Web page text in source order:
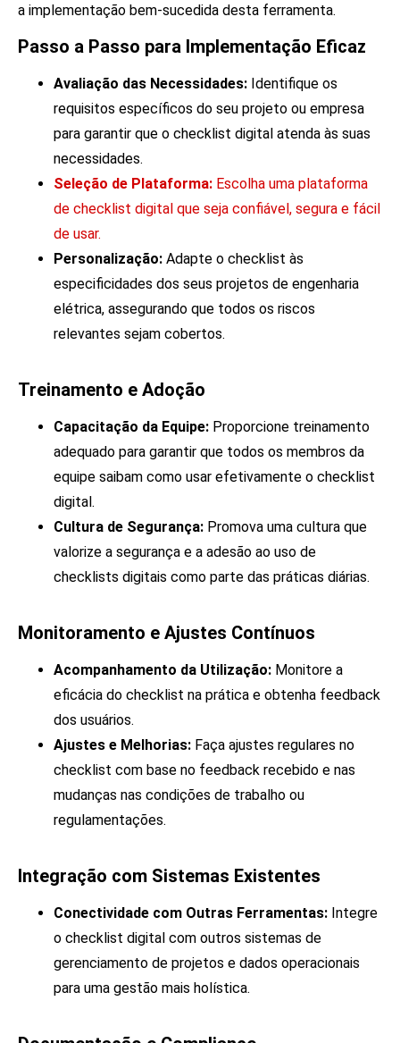
a implementação bem-sucedida desta ferramenta.
Passo a Passo para Implementação Eficaz
Avaliação das Necessidades: Identifique os
requisitos específicos do seu projeto ou empresa
para garantir que o checklist digital atenda às suas
necessidades.
Seleção de Plataforma: Escolha uma plataforma
de checklist digital que seja confiável, segura e fácil
de usar.
Personalização: Adapte o checklist às
especificidades dos seus projetos de engenharia
elétrica, assegurando que todos os riscos
relevantes sejam cobertos.
Treinamento e Adoção
Capacitação da Equipe: Proporcione treinamento
adequado para garantir que todos os membros da
equipe saibam como usar efetivamente o checklist
digital.
Cultura de Segurança: Promova uma cultura que
valorize a segurança e a adesão ao uso de
checklists digitais como parte das práticas diárias.
Monitoramento e Ajustes Contínuos
Acompanhamento da Utilização: Monitore a
eficácia do checklist na prática e obtenha feedback
dos usuários.
Ajustes e Melhorias: Faça ajustes regulares no
checklist com base no feedback recebido e nas
mudanças nas condições de trabalho ou
regulamentações.
Integração com Sistemas Existentes
Conectividade com Outras Ferramentas: Integre
o checklist digital com outros sistemas de
gerenciamento de projetos e dados operacionais
para uma gestão mais holística.